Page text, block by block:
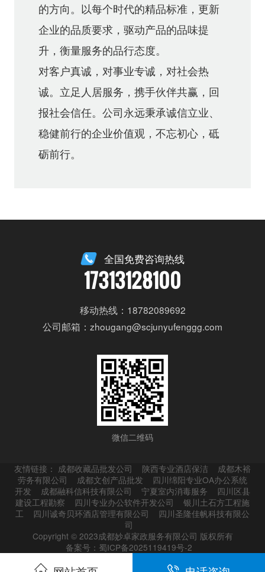
的方向。以每个时代的精品标准，更新
企业的品质要求，驱动产品的品味提
升，衡量服务的品行态度。
对客户真诚，对事业专诚，对社会热
诚。立足人居服务，携手伙伴共赢，回
报社会信任。公司永远秉承诚信立业、
稳健前行的企业价值观，不忘初心，砥
砺前行。
全国免费咨询热线
17313128100
移动热线：18782089692
公司邮箱：zhougang@scjunyufenggg.com
微信二维码
友情链接： 成都收藏品批发公司 陕西专业酒店保洁
成都木裕
劳务有限公司
成都文创产品批发
四川绵阳专业OA办公系统
开发
成都融科信科技有限公司 宁夏室内消毒服务
四川区县
建设工程勘察
四川专业办公软件开发公司
银川土石方工程施
工
四川诚奇贝环酒店管理有限公司
四川圣隆佳帆科技有限公
司
Copyright © 2023成都妙卓家政服务有限公司 版权所有
备案号：蜀ICP备2025119419号-2